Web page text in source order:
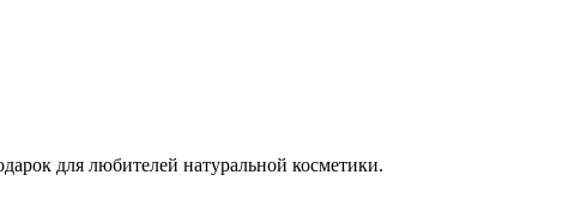
для любителей натуральной косметики.